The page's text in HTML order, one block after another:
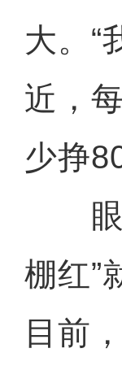
大。“
近，
少挣
眼
棚红”
目前